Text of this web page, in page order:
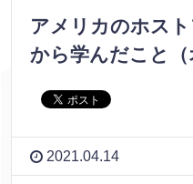
アメリカのホス
から学んだこと（
2021.04.14